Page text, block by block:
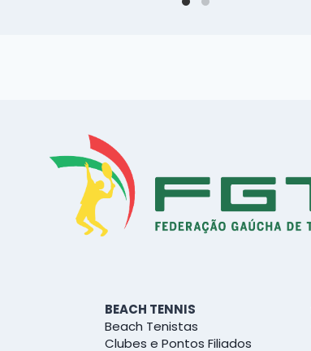
BEACH TENNIS
Beach Tenistas
Clubes e Pontos Filiados